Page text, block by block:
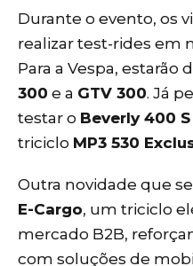
Durante o evento, os
realizar test-rides em
Para a Vespa, estarão
300 e a GTV 300. Já
testar o Beverly 400 S
triciclo MP3 530
Outra novidade que
E-Cargo, um triciclo
mercado B2B,
com soluções de